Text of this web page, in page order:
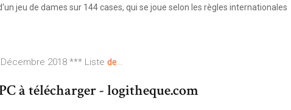
jeu de dames sur 144 cases, qui se joue selon les règles internationales
2018 *** Liste de…
à télécharger - logitheque.com